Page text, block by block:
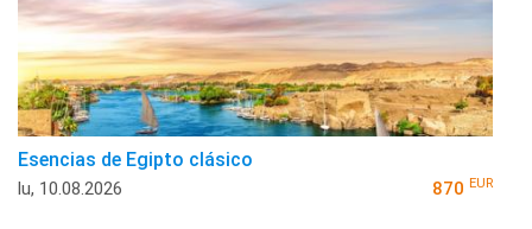
Esencias de Egipto clásico
lu, 10.08.2026 870 EUR